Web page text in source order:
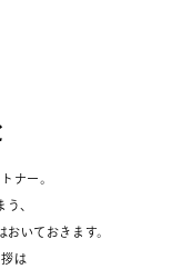
ナー。
う、
いておきます。
は